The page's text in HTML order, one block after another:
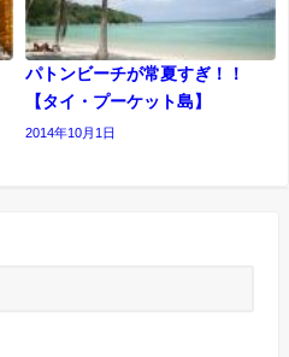
パトンビーチが常夏すぎ！！
【タイ・プーケット島】
2014年10月1日